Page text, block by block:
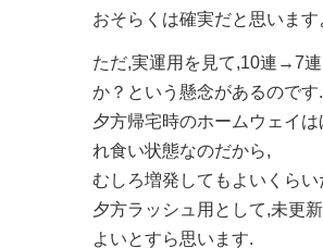
おそらくは確実だと思います
ただ,実運用を見て,10連→7
か？という懸念があるのです.
夕方帰宅時のホームウェイ
れ食い状態なのだから,
むしろ増発してもよいくら
夕方ラッシュ用として,未更
よいとすら思います.